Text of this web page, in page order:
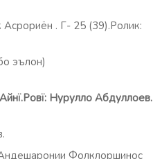
Асрориён . Г- 25 (39).Ролик:
эълон)
Нурулло Абдуллоев.
Фолклоршинос